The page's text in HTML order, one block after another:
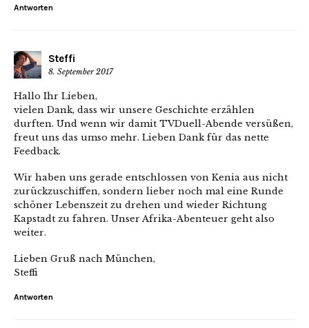
Antworten
Steffi
8. September 2017
Hallo Ihr Lieben,
vielen Dank, dass wir unsere Geschichte erzählen
durften. Und wenn wir damit TVDuell-Abende versüßen,
freut uns das umso mehr. Lieben Dank für das nette
Feedback.
Wir haben uns gerade entschlossen von Kenia aus nicht
zurückzuschiffen, sondern lieber noch mal eine Runde
schöner Lebenszeit zu drehen und wieder Richtung
Kapstadt zu fahren. Unser Afrika-Abenteuer geht also
weiter.
Lieben Gruß nach München,
Steffi
Antworten